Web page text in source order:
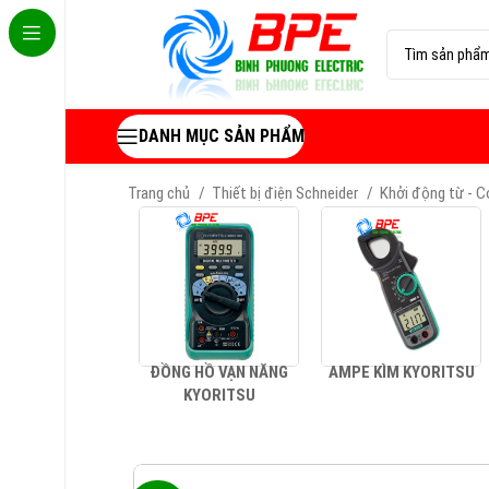
DANH MỤC SẢN PHẨM
Trang chủ Thiết bị điện Schneider Khởi động từ -
ĐỒNG HỒ VẠN NĂNG
KYORITSU
AMPE KÌM KYORITSU